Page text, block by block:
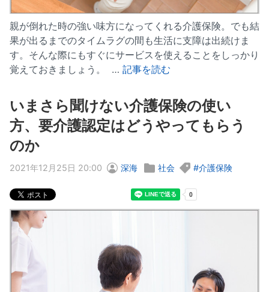
親が倒れた時の強い味方になってくれる介護保険。でも結
果が出るまでのタイムラグの間も生活に支障は出続けま
す。そんな際にもすぐにサービスを使えることをしっかり
覚えておきましょう。 … 記事を読む
いまさら聞けない介護保険の使い
方、要介護認定はどうやってもらう
のか
2021年12月25日 20:00 深海 社会 介護保険